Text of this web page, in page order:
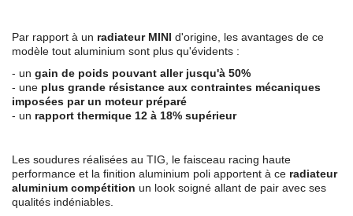
Par rapport à un radiateur MINI d'origine, les avantages de ce
modèle tout aluminium sont plus qu'évidents :
- un gain de poids pouvant aller jusqu'à 50%
- une plus grande résistance aux contraintes mécaniques
imposées par un moteur préparé
- un rapport thermique 12 à 18% supérieur
Les soudures réalisées au TIG, le faisceau racing haute
performance et la finition aluminium poli apportent à ce radiateur
aluminium compétition un look soigné allant de pair avec ses
qualités indéniables.